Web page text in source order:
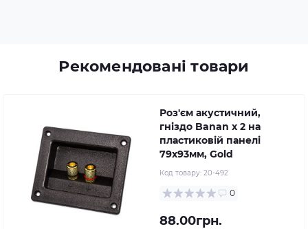
Рекомендовані товари
Роз'єм акустичний,
гніздо Banan x 2 на
пластиковій панелі
79х93мм, Gold
Код товару: 20-492
0
88.00грн.